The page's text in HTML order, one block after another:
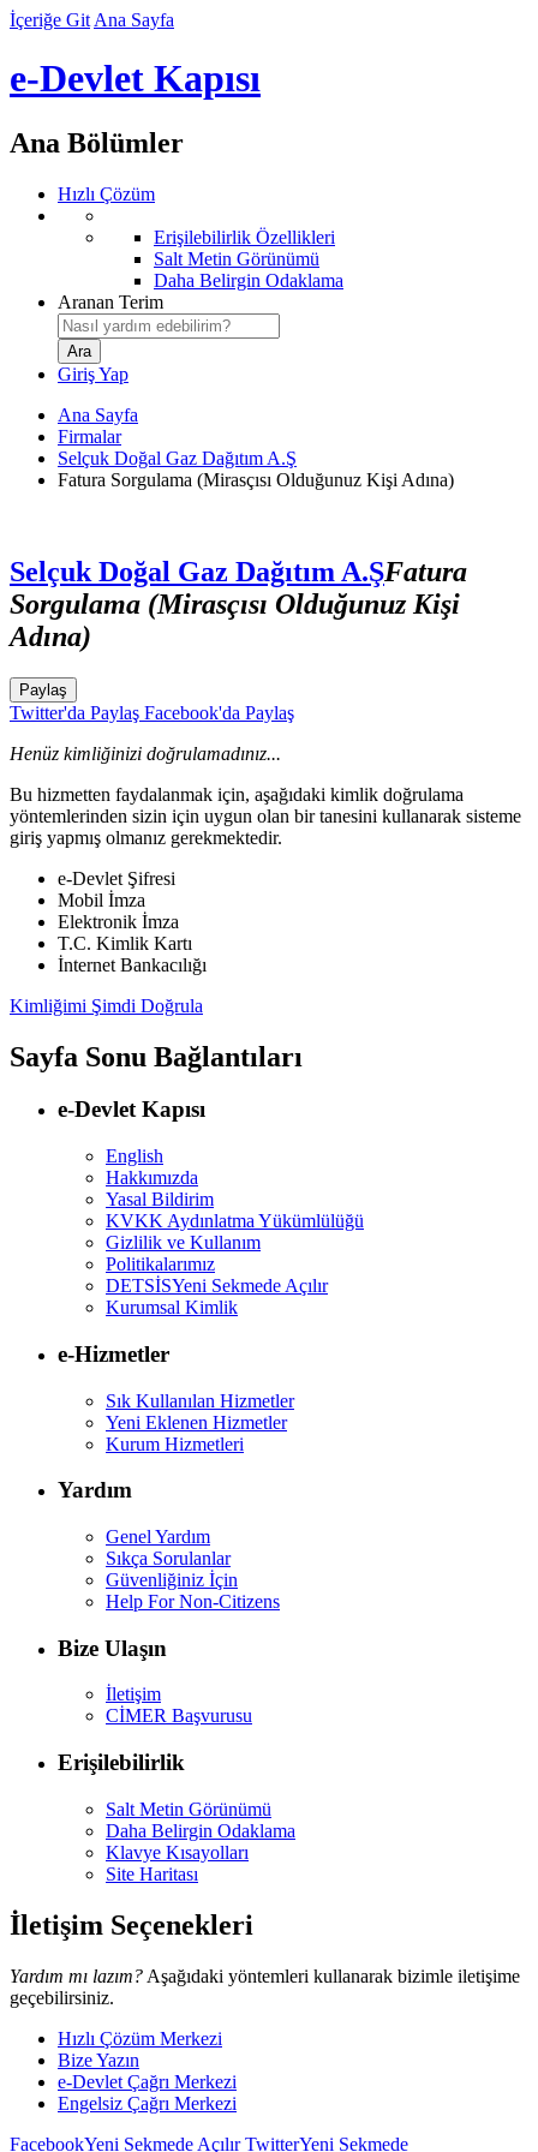
İçeriğe Git Ana Sayfa
e-Devlet Kapısı
Ana Bölümler
Hızlı Çözüm
Erişilebilirlik Özellikleri
Salt Metin Görünümü
Daha Belirgin Odaklama
Aranan Terim
Giriş Yap
Ana Sayfa
Firmalar
Selçuk Doğal Gaz Dağıtım A.Ş
Fatura Sorgulama (Mirasçısı Olduğunuz Kişi Adına)
Selçuk Doğal Gaz Dağıtım A.ŞFatura
Sorgulama (Mirasçısı Olduğunuz Kişi
Adına)
Paylaş
Twitter'da Paylaş Facebook'da Paylaş
Henüz kimliğinizi doğrulamadınız...
Bu hizmetten faydalanmak için, aşağıdaki kimlik doğrulama
yöntemlerinden sizin için uygun olan bir tanesini kullanarak sisteme
giriş yapmış olmanız gerekmektedir.
e-Devlet Şifresi
Mobil İmza
Elektronik İmza
T.C. Kimlik Kartı
İnternet Bankacılığı
Kimliğimi Şimdi Doğrula
Sayfa Sonu Bağlantıları
e-Devlet Kapısı
English
Hakkımızda
Yasal Bildirim
KVKK Aydınlatma Yükümlülüğü
Gizlilik ve Kullanım
Politikalarımız
DETSİSYeni Sekmede Açılır
Kurumsal Kimlik
e-Hizmetler
Sık Kullanılan Hizmetler
Yeni Eklenen Hizmetler
Kurum Hizmetleri
Yardım
Genel Yardım
Sıkça Sorulanlar
Güvenliğiniz İçin
Help For Non-Citizens
Bize Ulaşın
İletişim
CİMER Başvurusu
Erişilebilirlik
Salt Metin Görünümü
Daha Belirgin Odaklama
Klavye Kısayolları
Site Haritası
İletişim Seçenekleri
Yardım mı lazım? Aşağıdaki yöntemleri kullanarak bizimle iletişime
geçebilirsiniz.
Hızlı Çözüm Merkezi
Bize Yazın
e-Devlet Çağrı Merkezi
Engelsiz Çağrı Merkezi
FacebookYeni Sekmede AçılırTwitterYeni Sekmede